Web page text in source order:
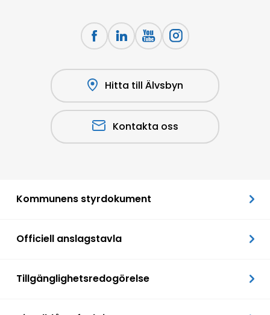
Hitta till Älvsbyn
Kontakta oss
Kommunens styrdokument
Officiell anslagstavla
Tillgänglighetsredogörelse